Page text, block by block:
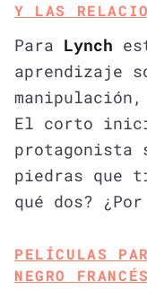
Y LAS
Para Lynch
aprendizaje
El corto
protagonista
piedras que
qué dos?
PELÍCULAS
NEGRO FRANCÉS